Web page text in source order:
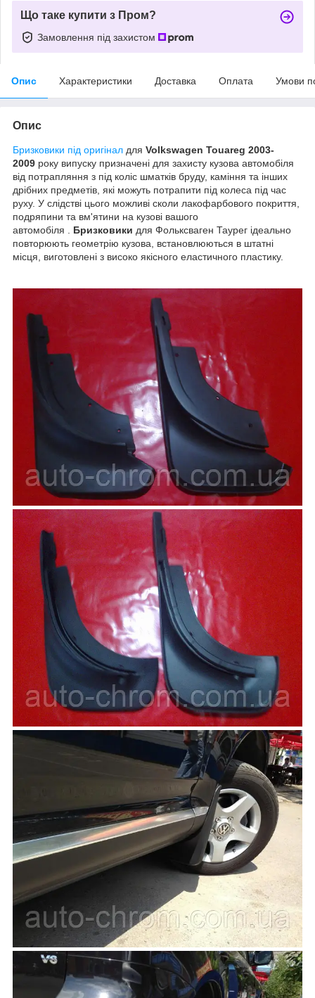
Що таке купити з Пром?
Замовлення під захистом
Опис Характеристики Доставка Оплата Умови
Опис
Бризковики під оригінал для Volkswagen Touareg 2003-
2009 року випуску призначені для захисту кузова автомобіля
від потрапляння з під коліс шматків бруду, каміння та інших
дрібних предметів, які можуть потрапити під колеса під час
руху. У слідстві цього можливі сколи лакофарбового покриття,
подряпини та вм'ятини на кузові вашого
автомобіля . Бризковики для Фольксваген Таурег ідеально
повторюють геометрію кузова, встановлюються в штатні
місця, виготовлені з високо якісного еластичного пластику.